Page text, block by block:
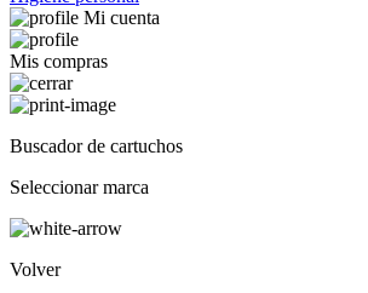
Mi cuenta
Mis compras
Buscador de cartuchos
Seleccionar marca
Volver